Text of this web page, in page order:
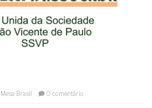
Mesa Brasil 0 comentário